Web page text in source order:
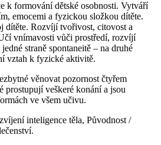
k formování dětské osobnosti. Vytváří
emocemi a fyzickou složkou dítěte.
dítěte. Rozvíjí tvořivost, citovost a
vnímavosti vůči prostředí, rozvíjí
straně spontaneitě – na druhé
vztah k fyzické aktivitě.
věnovat pozornost čtyřem
prostupují veškeré konání a jsou
ve všem učivu.
inteligence těla, Původnost /